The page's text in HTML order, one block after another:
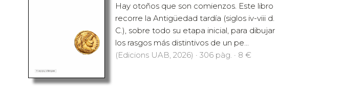
Hay otoños que son comienzos. Este libro
recorre la Antigüedad tardía (siglos iv-viii d.
C.), sobre todo su etapa inicial, para dibujar
los rasgos más distintivos de un pe...
(Edicions UAB, 2026) · 306 pàg. · 8 €